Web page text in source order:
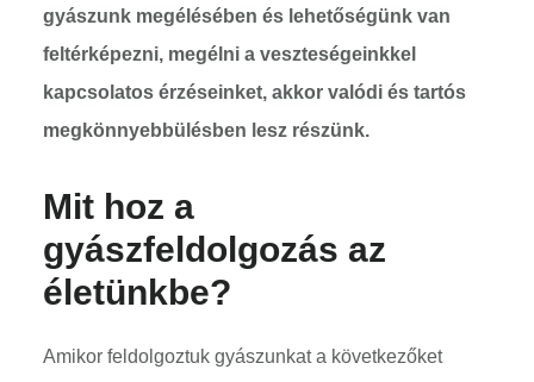
gyászunk megélésében és lehetőségünk van
feltérképezni, megélni a veszteségeinkkel
kapcsolatos érzéseinket, akkor valódi és tartós
megkönnyebbülésben lesz részünk.
Mit hoz a
gyászfeldolgozás az
életünkbe?
Amikor feldolgoztuk gyászunkat a következőket